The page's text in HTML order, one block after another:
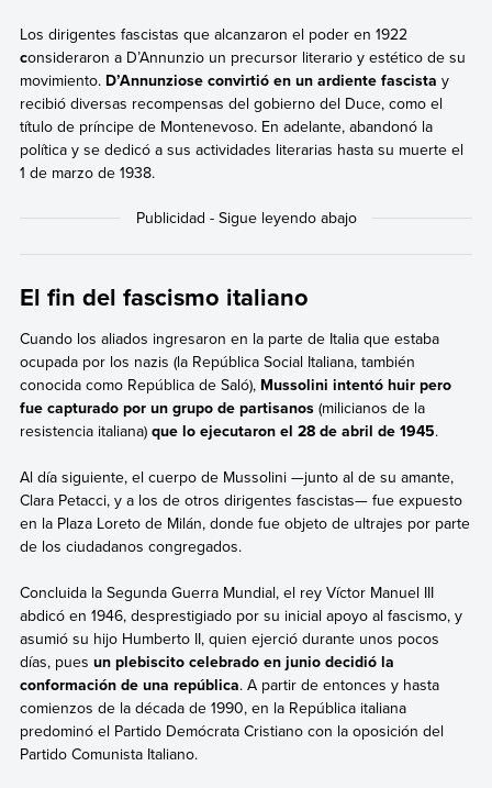
Los dirigentes fascistas que alcanzaron el poder en 1922
consideraron a D’Annunzio un precursor literario y estético de su
movimiento. D’Annunziose convirtió en un ardiente fascista y
recibió diversas recompensas del gobierno del Duce, como el
título de príncipe de Montenevoso. En adelante, abandonó la
política y se dedicó a sus actividades literarias hasta su muerte el
1 de marzo de 1938.
El fin del fascismo italiano
Cuando los aliados ingresaron en la parte de Italia que estaba
ocupada por los nazis (la República Social Italiana, también
conocida como República de Saló), Mussolini intentó huir pero
fue capturado por un grupo de partisanos(milicianos de la
resistencia italiana) que lo ejecutaron el 28 de abril de 1945.
Al día siguiente, el cuerpo de Mussolini —junto al de su amante,
Clara Petacci, y a los de otros dirigentes fascistas— fue expuesto
en la Plaza Loreto de Milán, donde fue objeto de ultrajes por parte
de los ciudadanos congregados.
Concluida la Segunda Guerra Mundial, el rey Víctor Manuel III
abdicó en 1946, desprestigiado por su inicial apoyo al fascismo, y
asumió su hijo Humberto II, quien ejerció durante unos pocos
días, pues un plebiscito celebrado en junio decidió la
conformación de una república. A partir de entonces y hasta
comienzos de la década de 1990, en la República italiana
predominó el Partido Demócrata Cristiano con la oposición del
Partido Comunista Italiano.